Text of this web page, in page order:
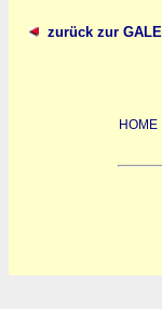
zurück zur
HOME